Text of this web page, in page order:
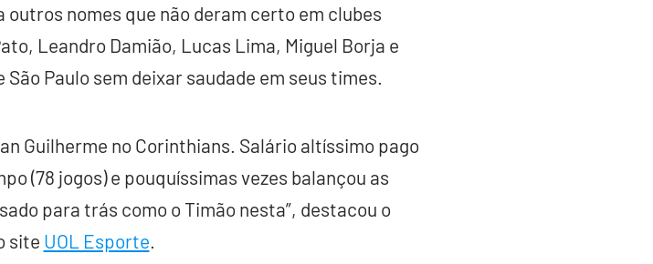
nomes que não deram certo em clubes
Leandro Damião, Lucas Lima, Miguel Borja e
Paulo sem deixar saudade em seus times.
Guilherme no Corinthians. Salário altíssimo pago
(78 jogos) e pouquíssimas vezes balançou as
para trás como o Timão nesta”, destacou o
site UOL Esporte